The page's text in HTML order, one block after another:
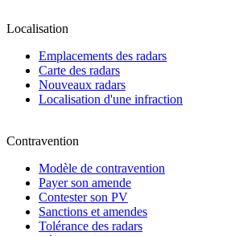
Localisation
Emplacements des radars
Carte des radars
Nouveaux radars
Localisation d'une infraction
Contravention
Modèle de contravention
Payer son amende
Contester son PV
Sanctions et amendes
Tolérance des radars